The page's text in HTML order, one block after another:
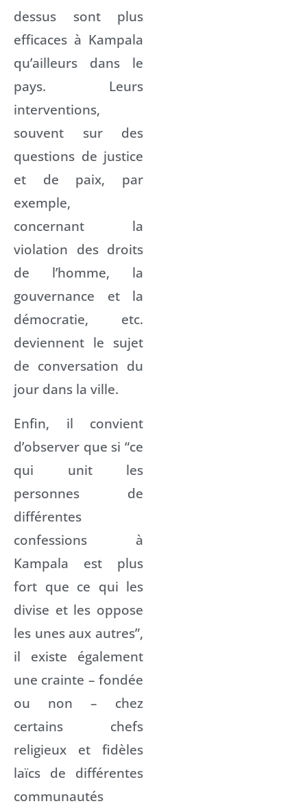
dessus sont plus
efficaces à Kampala
qu’ailleurs dans le
pays. Leurs
interventions,
souvent sur des
questions de justice
et de paix, par
exemple,
concernant la
violation des droits
de l’homme, la
gouvernance et la
démocratie, etc.
deviennent le sujet
de conversation du
jour dans la ville.
Enfin, il convient
d’observer que si “ce
qui unit les
personnes de
différentes
confessions à
Kampala est plus
fort que ce qui les
divise et les oppose
les unes aux autres”,
il existe également
une crainte – fondée
ou non – chez
certains chefs
religieux et fidèles
laïcs de différentes
communautés